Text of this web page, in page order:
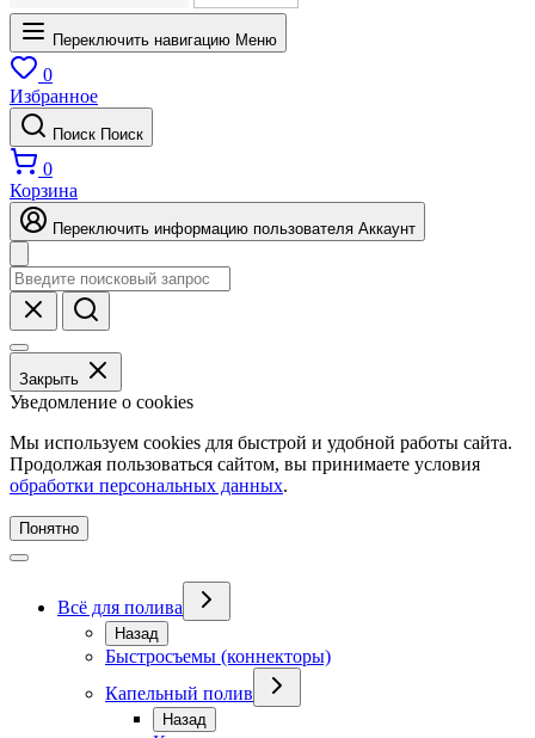
Переключить навигацию Меню
0
Избранное
Поиск Поиск
0
Корзина
Переключить информацию пользователя Аккаунт
Закрыть
Уведомление о cookies
Мы используем cookies для быстрой и удобной работы сайта.
Продолжая пользоваться сайтом, вы принимаете условия
обработки персональных данных.
Понятно
Всё для полива
Назад
Быстросъемы (коннекторы)
Капельный полив
Назад